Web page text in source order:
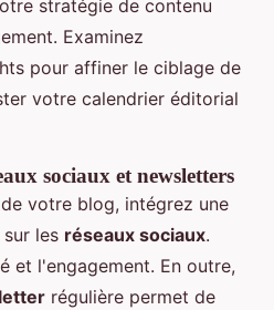
stratégie de contenu
Examinez
pour affiner le ciblage de
votre calendrier éditorial
sociaux et newsletters
votre blog, intégrez une
les réseaux sociaux.
et l'engagement. En outre,
régulière permet de